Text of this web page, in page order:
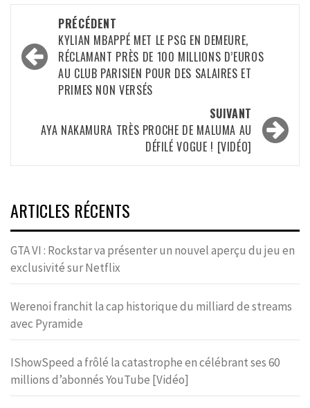
Navigation
d’article
PRÉCÉDENT
KYLIAN MBAPPÉ MET LE PSG EN DEMEURE,
RÉCLAMANT PRÈS DE 100 MILLIONS D’EUROS
AU CLUB PARISIEN POUR DES SALAIRES ET
PRIMES NON VERSÉS
SUIVANT
AYA NAKAMURA TRÈS PROCHE DE MALUMA AU
DÉFILÉ VOGUE ! [VIDÉO]
ARTICLES RÉCENTS
GTA VI : Rockstar va présenter un nouvel aperçu du jeu en
exclusivité sur Netflix
Werenoi franchit la cap historique du milliard de streams
avec Pyramide
IShowSpeed a frôlé la catastrophe en célébrant ses 60
millions d’abonnés YouTube [Vidéo]